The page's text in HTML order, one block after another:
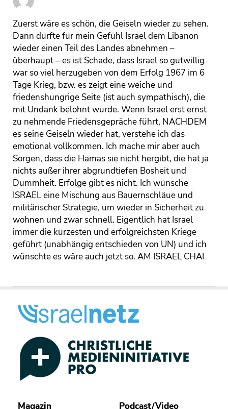
Zuerst wäre es schön, die Geiseln wieder zu sehen.
Dann dürfte für mein Gefühl Israel dem Libanon
wieder einen Teil des Landes abnehmen –
überhaupt – es ist Schade, dass Israel so gutwillig
war so viel herzugeben von dem Erfolg 1967 im 6
Tage Krieg, bzw. es zeigt eine weiche und
friedenshungrige Seite (ist auch sympathisch), die
mit Undank belohnt wurde. Wenn Israel erst ernst
zu nehmende Friedensgepräche führt, NACHDEM
es seine Geiseln wieder hat, verstehe ich das
emotional vollkommen. Ich mache mir aber auch
Sorgen, dass die Hamas sie nicht hergibt, die hat ja
nichts außer ihrer abgrundtiefen Bosheit und
Dummheit. Erfolge gibt es nicht. Ich wünsche
ISRAEL eine Mischung aus Bauernschläue und
militärischer Strategie, um wieder in Sicherheit zu
wohnen und zwar schnell. Eigentlich hat Israel
immer die kürzesten und erfolgreichsten Kriege
geführt (unabhängig entschieden von UN) und ich
wünschte es wäre auch jetzt so. AM ISRAEL CHAI
Magazin Podcast/Video